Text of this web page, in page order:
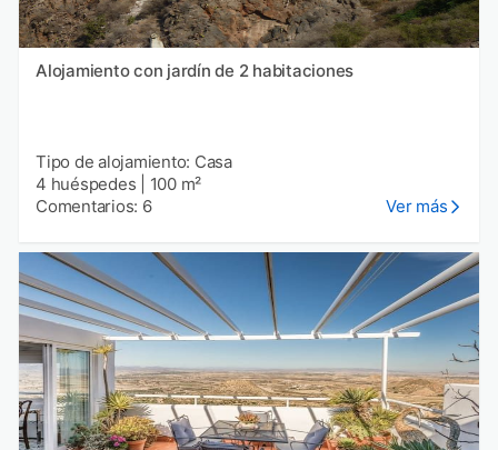
Alojamiento con jardín de 2 habitaciones
Tipo de alojamiento: Casa
4 huéspedes
100 m²
Comentarios: 6
Ver más